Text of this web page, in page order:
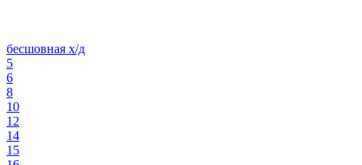
бесшовная х/д
5
6
8
10
12
14
15